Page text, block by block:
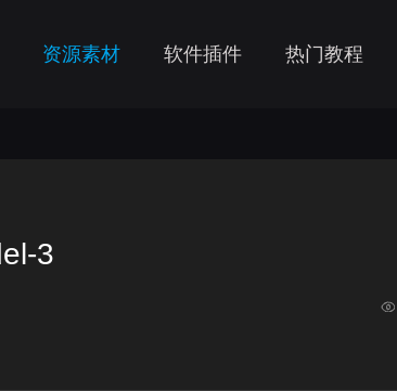
资源素材 软件插件 热门教程
3